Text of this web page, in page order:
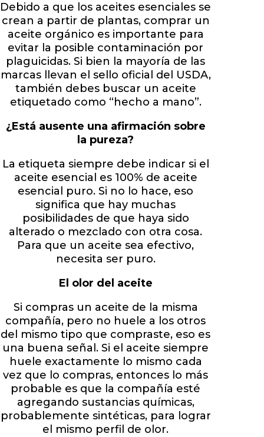
Debido a que los aceites esenciales se
crean a partir de plantas, comprar un
aceite orgánico es importante para
evitar la posible contaminación por
plaguicidas. Si bien la mayoría de las
marcas llevan el sello oficial del USDA,
también debes buscar un aceite
etiquetado como “hecho a mano”.
¿Está ausente una afirmación sobre
la pureza?
La etiqueta siempre debe indicar si el
aceite esencial es 100% de aceite
esencial puro. Si no lo hace, eso
significa que hay muchas
posibilidades de que haya sido
alterado o mezclado con otra cosa.
Para que un aceite sea efectivo,
necesita ser puro.
El olor del aceite
Si compras un aceite de la misma
compañía, pero no huele a los otros
del mismo tipo que compraste, eso es
una buena señal. Si el aceite siempre
huele exactamente lo mismo cada
vez que lo compras, entonces lo más
probable es que la compañía esté
agregando sustancias químicas,
probablemente sintéticas, para lograr
el mismo perfil de olor.